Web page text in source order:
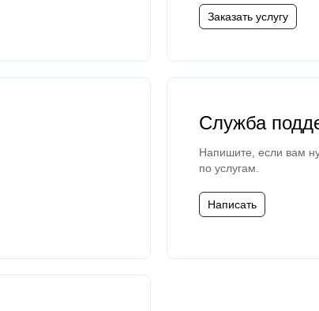
Заказать услугу
Служба
Напишите, если вам
по услугам.
Написать